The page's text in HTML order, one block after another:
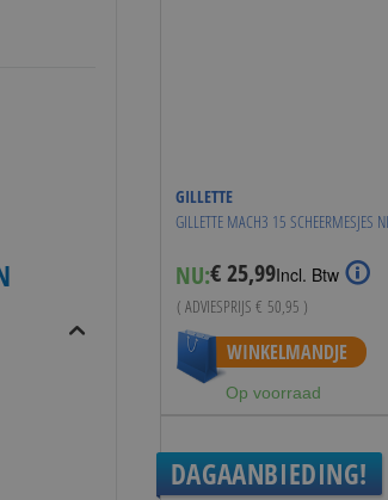
GILLETTE
GILLETTE MACH3 15 SCHEERMESJES
NU:Special
Price
€ 25,99Incl. Btw
( ADVIESPRIJS € 50,95 )
WINKELMANDJE
Op voorraad
DAGAANBIEDING!